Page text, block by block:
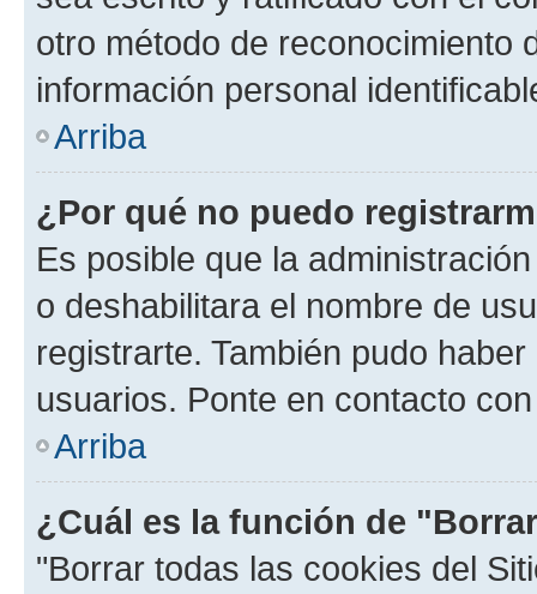
otro método de reconocimiento
información personal
Arriba
¿Por qué no puedo
Es posible que la
o deshabilitara el nombre de
registrarte. También pudo
usuarios. Ponte en contacto
Arriba
¿Cuál es la función de
"Borrar todas las cookies del